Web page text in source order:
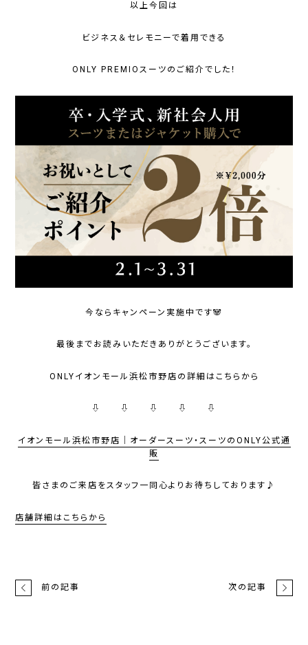
以上今回は
ビジネス＆セレモニーで着用できる
ONLY PREMIOスーツのご紹介でした！
今ならキャンペーン実施中です🐼
最後までお読みいただきありがとうございます。
ONLYイオンモール浜松市野店の詳細はこちらから
⇩ ⇩ ⇩ ⇩ ⇩
イオンモール浜松市野店｜オーダースーツ・スーツのONLY公式通
販
皆さまのご来店をスタッフ一同心よりお待ちしております♪
店舗詳細はこちらから
前の記事 次の記事